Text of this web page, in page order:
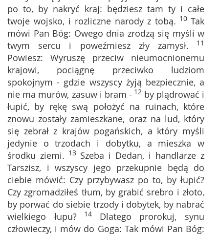
po to, by nakryć kraj: będziesz tam ty i całe
twoje wojsko, i rozliczne narody z tobą. 10 Tak
mówi Pan Bóg: Owego dnia zrodzą się myśli w
twym sercu i poweźmiesz zły zamysł. 11
Powiesz: Wyruszę przeciw nieumocnionemu
krajowi, pociągnę przeciwko ludziom
spokojnym - gdzie wszyscy żyją bezpiecznie, a
nie ma murów, zasuw i bram - 12 by plądrować i
łupić, by rękę swą położyć na ruinach, które
znowu zostały zamieszkane, oraz na lud, który
się zebrał z krajów pogańskich, a który myśli
jedynie o trzodach i dobytku, a mieszka w
środku ziemi. 13 Szeba i Dedan, i handlarze z
Tarszisz, i wszyscy jego przekupnie będą do
ciebie mówić: Czy przybywasz po to, by łupić?
Czy zgromadziłeś tłum, by grabić srebro i złoto,
by porwać do siebie trzody i dobytek, by nabrać
wielkiego łupu?14 Dlatego prorokuj, synu
człowieczy, i mów do Goga: Tak mówi Pan Bóg: